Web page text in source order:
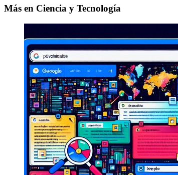
Más en Ciencia y Tecnología